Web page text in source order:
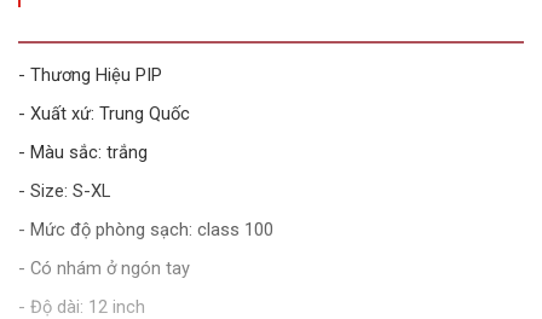
- Thương Hiệu PIP
- Xuất xứ: Trung Quốc
- Màu sắc: trắng
- Size: S-XL
- Mức độ phòng sạch: class 100
- Có nhám ở ngón tay
- Độ dài: 12 inch